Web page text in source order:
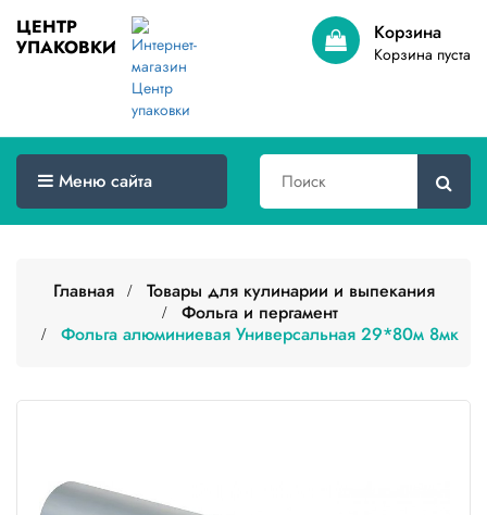
ЦЕНТР
УПАКОВКИ
Корзина
Корзина пуста
Меню сайта
Меню
Товары
оптом
Сертификаты
Контакты
Главная
Товары для кулинарии и выпекания
Фольга и пергамент
Фольга алюминиевая Универсальная 29*80м 8мк